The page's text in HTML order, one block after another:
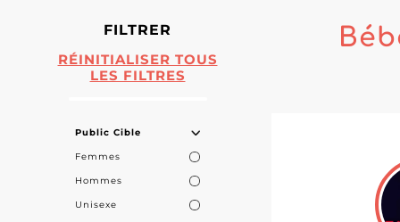
FILTRER
RÉINITIALISER TOUS
LES FILTRES
Public Cible
Femmes
Hommes
Unisexe